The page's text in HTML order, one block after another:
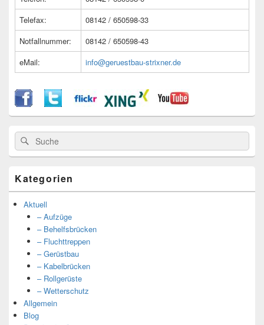
Telefax:
08142 / 650598-33
Notfallnummer:
08142 / 650598-43
eMail:
info@geruestbau-strixner.de
Suche
nach:
Suche
Kategorien
Aktuell
– Aufzüge
– Behelfsbrücken
– Fluchttreppen
– Gerüstbau
– Kabelbrücken
– Rollgerüste
– Wetterschutz
Allgemein
Blog